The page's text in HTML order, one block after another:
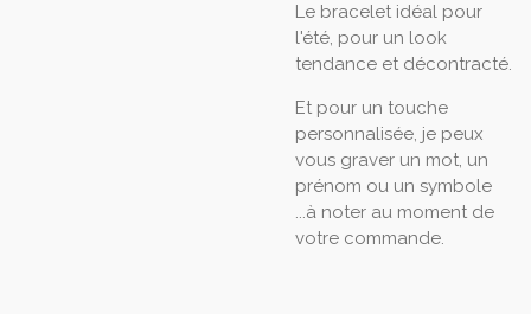
Le bracelet idéal pour
l'été, pour un look
tendance et décontracté.
Et pour un touche
personnalisée, je peux
vous graver un mot, un
prénom ou un symbole
...à noter au moment de
votre commande.